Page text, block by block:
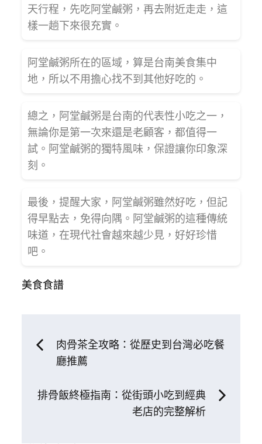
天行程，先吃阿堂鹹粥，再去附近走走，這
樣一趟下來很充實。
阿堂鹹粥所在的區域，算是台南美食集中
地，所以不用擔心找不到其他好吃的。
總之，阿堂鹹粥是台南的代表性小吃之一，
無論你是第一次來還是老顧客，都值得一
試。阿堂鹹粥的獨特風味，保證讓你印象深
刻。
最後，提醒大家，阿堂鹹粥雖然好吃，但記
得早點去，免得向隅。阿堂鹹粥的這種傳統
味道，在現代社會越來越少見，好好珍惜
吧。
美食食譜
文肉骨茶全攻略：從歷史到台灣必吃餐
廳推薦
排骨飯終極指南：從街頭小吃到經典
老店的完整解析